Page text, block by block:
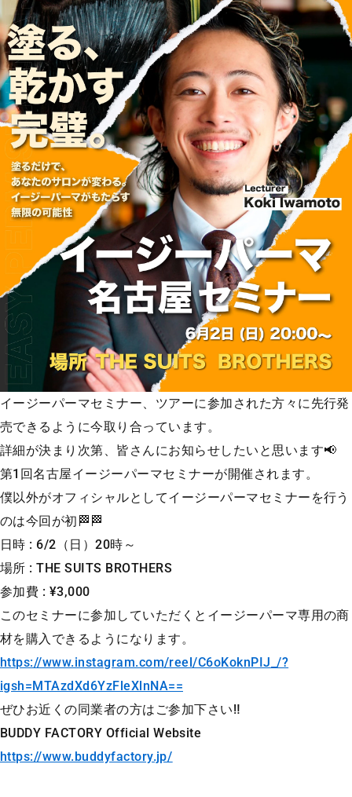
イージーパーマセミナー、ツアーに参加された方々に先行発
売できるように今取り合っています。
詳細が決まり次第、皆さんにお知らせしたいと思います📢
第1回名古屋イージーパーマセミナーが開催されます。
僕以外がオフィシャルとしてイージーパーマセミナーを行う
のは今回が初🏁🏁
日時 : 6/2（日）20時～
場所 : THE SUITS BROTHERS
参加費 : ¥3,000
このセミナーに参加していただくとイージーパーマ専用の商
材を購入できるようになります。
https://www.instagram.com/reel/C6oKoknPIJ_/?
igsh=MTAzdXd6YzFleXlnNA==
ぜひお近くの同業者の方はご参加下さい‼️
BUDDY FACTORY Official Website
https://www.buddyfactory.jp/